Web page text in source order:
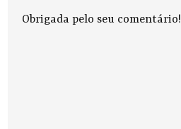
Obrigada pelo seu comentário!